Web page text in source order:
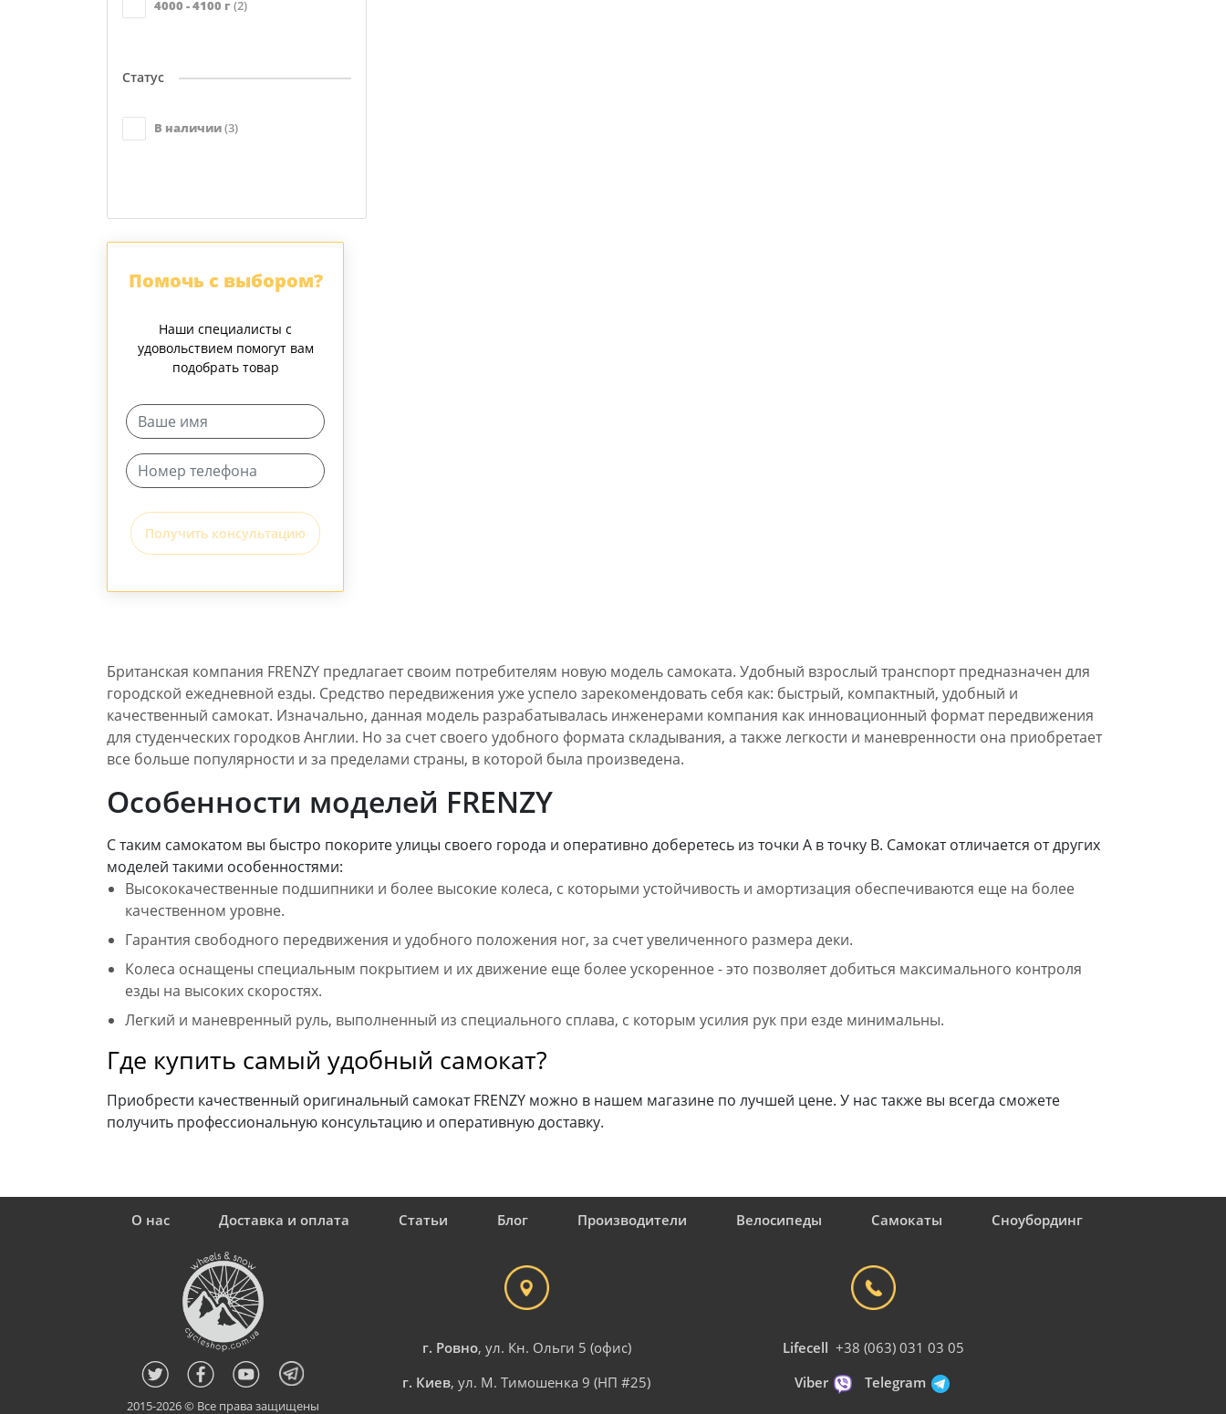
4000 - 4100 г (2)
Статус
В наличии(3)
Помочь с выбором?
Наши специалисты с
удовольствием помогут вам
подобрать товар
Получить консультацию
Британская компания FRENZY предлагает своим потребителям новую модель самоката. Удобный взрослый транспорт предназначен для
городской ежедневной езды. Средство передвижения уже успело зарекомендовать себя как: быстрый, компактный, удобный и
качественный самокат. Изначально, данная модель разрабатывалась инженерами компания как инновационный формат передвижения
для студенческих городков Англии. Но за счет своего удобного формата складывания, а также легкости и маневренности она приобретает
все больше популярности и за пределами страны, в которой была произведена.
Особенности моделей FRENZY
С таким самокатом вы быстро покорите улицы своего города и оперативно доберетесь из точки А в точку В. Самокат отличается от других
моделей такими особенностями:
Высококачественные подшипники и более высокие колеса, с которыми устойчивость и амортизация обеспечиваются еще на более
качественном уровне.
Гарантия свободного передвижения и удобного положения ног, за счет увеличенного размера деки.
Колеса оснащены специальным покрытием и их движение еще более ускоренное - это позволяет добиться максимального контроля
езды на высоких скоростях.
Легкий и маневренный руль, выполненный из специального сплава, с которым усилия рук при езде минимальны.
Где купить самый удобный самокат?
Приобрести качественный оригинальный самокат FRENZY можно в нашем магазине по лучшей цене. У нас также вы всегда сможете
получить профессиональную консультацию и оперативную доставку.
О нас Доставка и оплата Статьи Блог Производители Велосипеды Самокаты Сноубординг
2015-2026 © Все права защищены
г. Ровно, ул. Кн. Ольги 5 (офис)
г. Киев, ул. М. Тимошенка 9 (НП #25)
Lifecell +38 (063) 031 03 05
Viber
Telegram